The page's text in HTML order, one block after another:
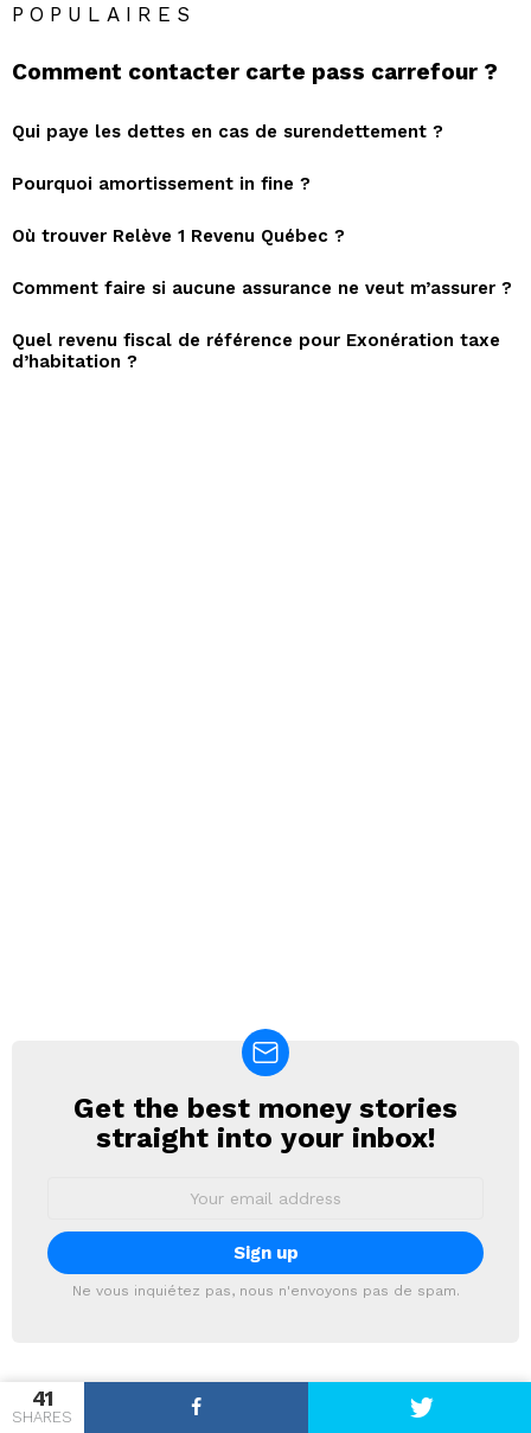
41
SHARES
POPULAIRES
Comment contacter carte pass carrefour ?
Qui paye les dettes en cas de surendettement ?
Pourquoi amortissement in fine ?
Où trouver Relève 1 Revenu Québec ?
Comment faire si aucune assurance ne veut m’assurer ?
Quel revenu fiscal de référence pour Exonération taxe
d’habitation ?
NEWSLETTER
Get the best money stories
straight into your inbox!
Ne vous inquiétez pas, nous n'envoyons pas de spam.
SUIVEZ BANQUES WIKI